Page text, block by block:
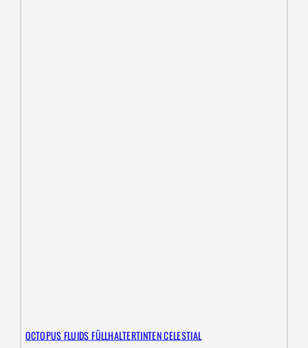
OCTOPUS FLUIDS FÜLLHALTERTINTEN CELESTIAL